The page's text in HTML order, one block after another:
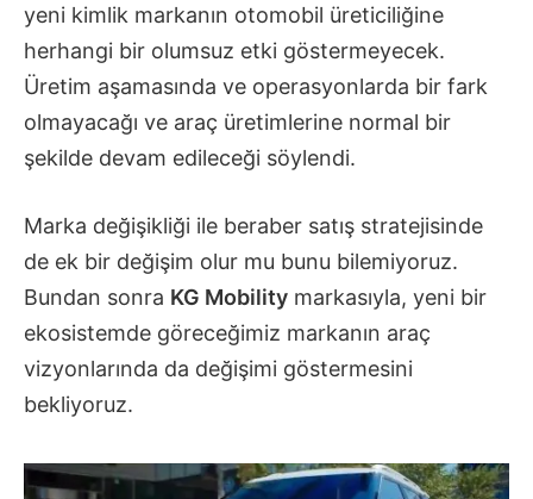
yeni kimlik markanın otomobil üreticiliğine
herhangi bir olumsuz etki göstermeyecek.
Üretim aşamasında ve operasyonlarda bir fark
olmayacağı ve araç üretimlerine normal bir
şekilde devam edileceği söylendi.
Marka değişikliği ile beraber satış stratejisinde
de ek bir değişim olur mu bunu bilemiyoruz.
Bundan sonra KG Mobility markasıyla, yeni bir
ekosistemde göreceğimiz markanın araç
vizyonlarında da değişimi göstermesini
bekliyoruz.